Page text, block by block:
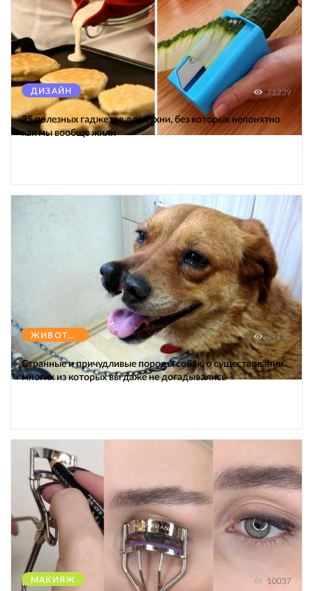
ДИЗАЙН 71239
25 полезных гаджетов для кухни, без которых непонятно
как мы вообще жили
ЖИВОТНЫЕ 47154
Странные и причудливые породы собак, о существовании
многих из которых вы даже не догадывались
МАКИЯЖ 10037